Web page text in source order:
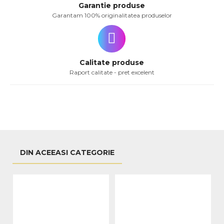
Garantie produse
Garantam 100% originalitatea produselor
Calitate produse
Raport calitate - pret excelent
DIN ACEEASI CATEGORIE